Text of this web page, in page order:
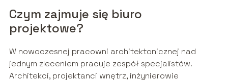
Czym zajmuje się biuro
projektowe?
W nowoczesnej pracowni architektonicznej nad
jednym zleceniem pracuje zespół specjalistów.
Architekci, projektanci wnętrz, inżynierowie